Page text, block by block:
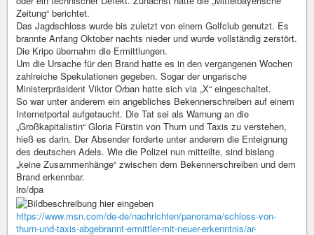
Zeitung“ berichtet.
Das Jagdschloss wurde bis zuletzt von einem Golfclub genutzt. Es
brannte Anfang Oktober nachts nieder und wurde vollständig zerstört.
Die Kripo übernahm die Ermittlungen.
Um die Ursache für den Brand hatte es in den vergangenen Wochen
zahlreiche Spekulationen gegeben. Sogar der ungarische
Ministerpräsident Viktor Orban hatte sich via „X“ eingeschaltet.
So war unter anderem ein angebliches Bekennerschreiben auf einem
Internetportal aufgetaucht. Die Tat sei als Warnung an die
„Großkapitalistin“ Gloria Fürstin von Thurn und Taxis zu verstehen,
hieß es darin. Der Absender forderte unter anderem die Enteignung
des deutschen Adels. Wie die Polizei nun mitteilte, sind bislang
„keine Zusammenhänge“ zwischen dem Bekennerschreiben und dem
Brand erkennbar.
lro/dpa
https://www.msn.com/de-de/nachrichten/panorama/schloss-von-
thurn-und-taxis-abgebrannt-ermittler-mit-neuer-erkenntnis/ar-